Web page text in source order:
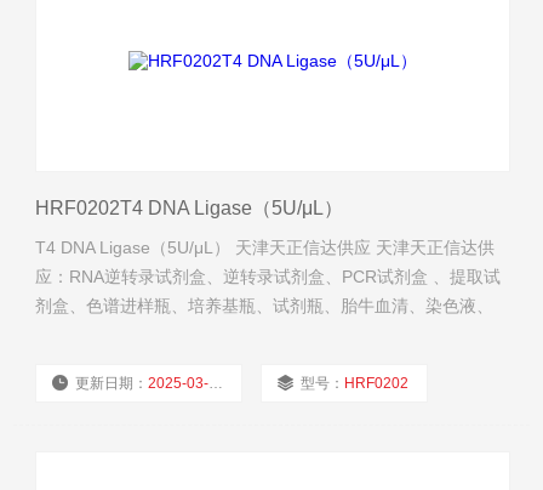
HRF0202T4 DNA Ligase（5U/μL）
T4 DNA Ligase（5U/μL） 天津天正信达供应 天津天正信达供
应：RNA逆转录试剂盒、逆转录试剂盒、PCR试剂盒 、提取试
剂盒、色谱进样瓶、培养基瓶、试剂瓶、胎牛血清、染色液、
更新日期：2025-03-04 型号： HRF0202